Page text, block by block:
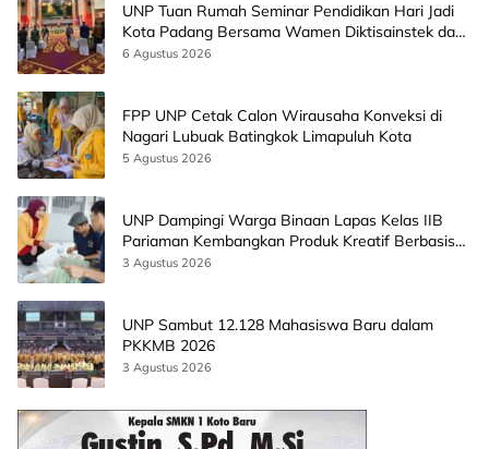
UNP Tuan Rumah Seminar Pendidikan Hari Jadi
Kota Padang Bersama Wamen Diktisainstek dan
CEO EMGS Malaysia
6 Agustus 2026
FPP UNP Cetak Calon Wirausaha Konveksi di
Nagari Lubuak Batingkok Limapuluh Kota
5 Agustus 2026
UNP Dampingi Warga Binaan Lapas Kelas IIB
Pariaman Kembangkan Produk Kreatif Berbasis
AI
3 Agustus 2026
UNP Sambut 12.128 Mahasiswa Baru dalam
PKKMB 2026
3 Agustus 2026